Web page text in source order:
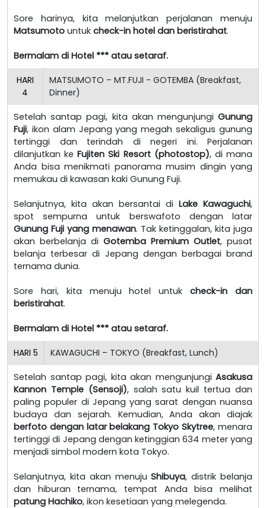
Sore harinya, kita melanjutkan perjalanan menuju
Matsumoto untuk check-in hotel dan beristirahat.
Bermalam di Hotel *** atau setaraf.
HARI
4
MATSUMOTO – MT.FUJI - GOTEMBA (Breakfast,
Dinner)
Setelah santap pagi, kita akan mengunjungi Gunung
Fuji, ikon alam Jepang yang megah sekaligus gunung
tertinggi dan terindah di negeri ini. Perjalanan
dilanjutkan keFujiten Ski Resort (photostop), di mana
Anda bisa menikmati panorama musim dingin yang
memukau di kawasan kaki Gunung Fuji.
Selanjutnya, kita akan bersantai di Lake Kawaguchi,
spot sempurna untuk berswafoto dengan latar
Gunung Fuji yang menawan. Tak ketinggalan, kita juga
akan berbelanja di Gotemba Premium Outlet, pusat
belanja terbesar di Jepang dengan berbagai brand
ternama dunia.
Sore hari, kita menuju hotel untukcheck-in dan
beristirahat.
Bermalam di Hotel *** atau setaraf.
HARI 5 KAWAGUCHI – TOKYO (Breakfast, Lunch)
Setelah santap pagi, kita akan mengunjungi Asakusa
Kannon Temple (Sensoji), salah satu kuil tertua dan
paling populer di Jepang yang sarat dengan nuansa
budaya dan sejarah. Kemudian, Anda akan diajak
berfoto dengan latar belakang Tokyo Skytree, menara
tertinggi di Jepang dengan ketinggian 634 meter yang
menjadi simbol modern kota Tokyo.
Selanjutnya, kita akan menujuShibuya, distrik belanja
dan hiburan ternama, tempat Anda bisa melihat
patung Hachiko, ikon kesetiaan yang melegenda.